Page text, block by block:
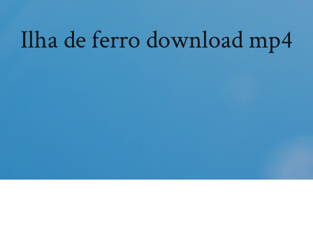
Ilha de ferro download mp4